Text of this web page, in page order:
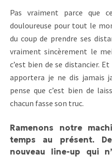
Pas vraiment parce que
douloureuse pour tout le
du coup de prendre ses
vraiment sincèrement le
c’est bien de se distancier.
apportera je ne dis jamais
pense que c’est bien de
chacun fasse son truc.
Ramenons notre
temps au présent.
nouveau line-up qui